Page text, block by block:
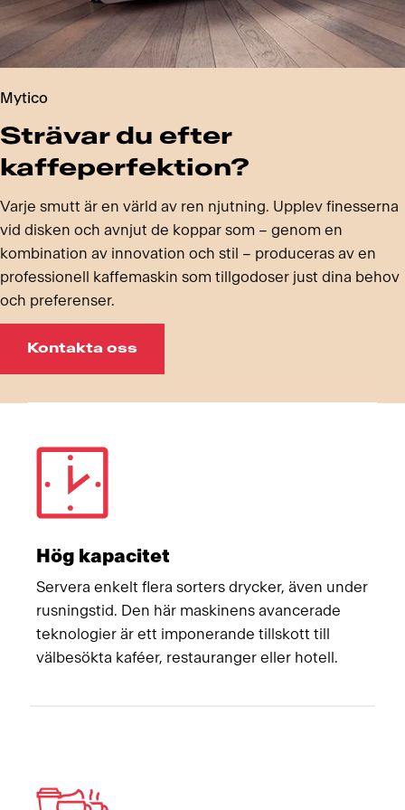
Mytico
Strävar du efter
kaffeperfektion?
Varje smutt är en värld av ren njutning. Upplev finesserna
vid disken och avnjut de koppar som – genom en
kombination av innovation och stil – produceras av en
professionell kaffemaskin som tillgodoser just dina behov
och preferenser.
Kontakta oss
Hög kapacitet
Servera enkelt flera sorters drycker, även under
rusningstid. Den här maskinens avancerade
teknologier är ett imponerande tillskott till
välbesökta kaféer, restauranger eller hotell.